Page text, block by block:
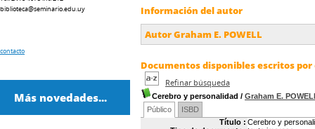
Información del autor
Autor Graham E. POWELL
Documentos disponibles escritos
Refinar búsqueda
Cerebro y personalidad / Graham E.
Público
ISBD
Título : Cerebro y
biblioteca@seminario.edu.uy
contacto
Más novedades...